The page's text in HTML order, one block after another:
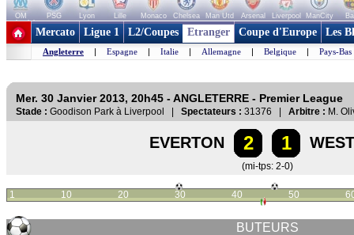
OM PSG Lyon Lille Monaco Chelsea Man Utd Arsenal Liverpool ManCity
+ de clubs
Mercato Ligue 1 L2/Coupes Etranger Coupe d'Europe Les
Angleterre | Espagne | Italie | Allemagne | Belgique | Pays-Bas
Mer. 30 Janvier 2013, 20h45 - ANGLETERRE - Premier League
Stade : Goodison Park à Liverpool | Spectateurs : 31376 | Arbitre : M.
EVERTON 2 1
(mi-tps: 2-0)
1 10 20 30 40 50
BUTEURS